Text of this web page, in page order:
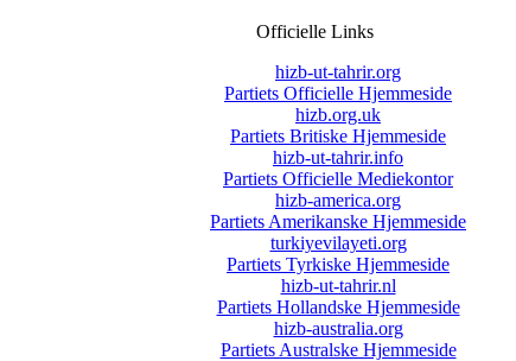
Officielle Links
hizb-ut-tahrir.org
Partiets Officielle Hjemmeside
hizb.org.uk
Partiets Britiske Hjemmeside
hizb-ut-tahrir.info
Partiets Officielle Mediekontor
hizb-america.org
Partiets Amerikanske Hjemmeside
turkiyevilayeti.org
Partiets Tyrkiske Hjemmeside
hizb-ut-tahrir.nl
Partiets Hollandske Hjemmeside
hizb-australia.org
Partiets Australske Hjemmeside